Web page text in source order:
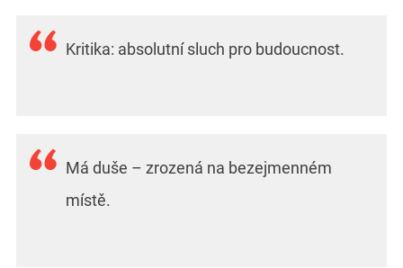
Kritika: absolutní sluch pro budoucnost.
Má duše – zrozená na bezejmenném
místě.